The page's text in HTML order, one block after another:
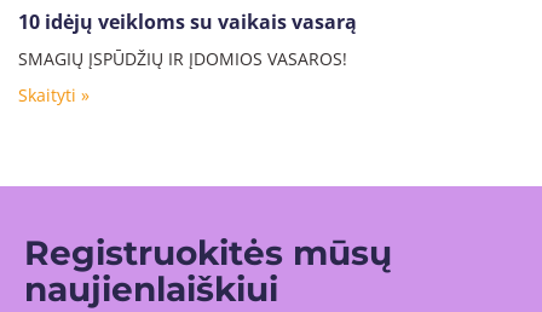
10 idėjų veikloms su vaikais vasarą
SMAGIŲ ĮSPŪDŽIŲ IR ĮDOMIOS VASAROS!
Skaityti »
Registruokitės mūsų
naujienlaiškiui